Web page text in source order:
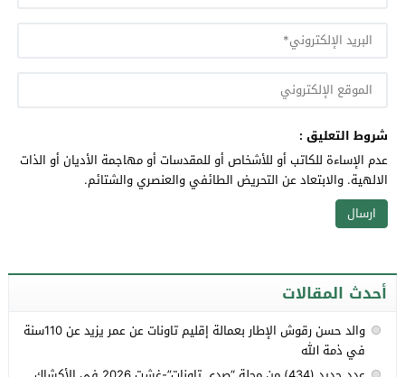
شروط التعليق :
عدم الإساءة للكاتب أو للأشخاص أو للمقدسات أو مهاجمة الأديان أو الذات
الالهية. والابتعاد عن التحريض الطائفي والعنصري والشتائم.
أحدث المقالات
والد حسن رقوش الإطار بعمالة إقليم تاونات عن عمر يزيد عن 110سنة
في ذمة الله